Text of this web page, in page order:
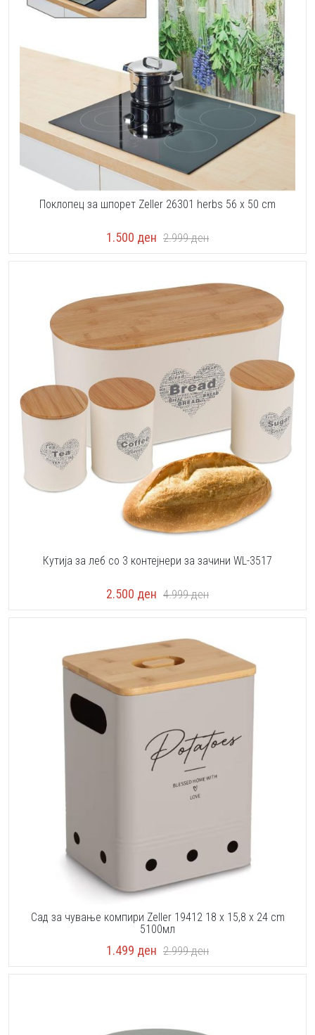
Поклопец за шпорет Zeller 26301 herbs 56 x 50 cm
1.500 ден 2.999ден
Кутија за леб со 3 контејнери за зачини WL-3517
2.500 ден 4.999ден
Сад за чување компири Zeller 19412 18 x 15,8 x 24 cm
5100мл
1.499 ден 2.999ден